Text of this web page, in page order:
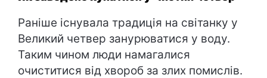
Раніше існувала традиція на світанку у
Великий четвер занурюватися у воду.
Таким чином люди намагалися
очиститися від хвороб за злих помислів.